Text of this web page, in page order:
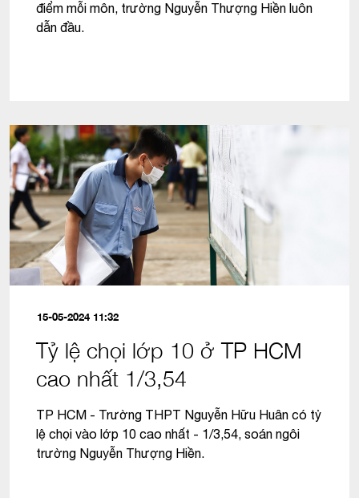
điểm mỗi môn, trường Nguyễn Thượng Hiền luôn
dẫn đầu.
15-05-2024 11:32
Tỷ lệ chọi lớp 10 ở TP HCM
cao nhất 1/3,54
TP HCM - Trường THPT Nguyễn Hữu Huân có tỷ
lệ chọi vào lớp 10 cao nhất - 1/3,54, soán ngôi
trường Nguyễn Thượng Hiền.